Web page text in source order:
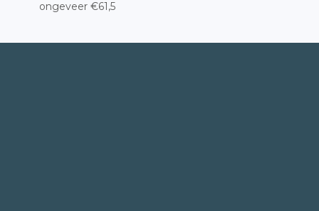
ongeveer €61,5